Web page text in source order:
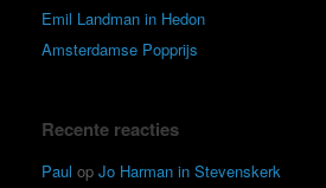
Emil Landman in Hedon
Amsterdamse Popprijs
Recente reacties
Paul op Jo Harman in Stevenskerk